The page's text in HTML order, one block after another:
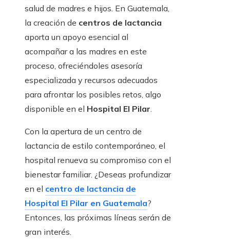
salud de madres e hijos. En Guatemala,
la creación de centros de lactancia
aporta un apoyo esencial al
acompañar a las madres en este
proceso, ofreciéndoles asesoría
especializada y recursos adecuados
para afrontar los posibles retos, algo
disponible en el Hospital El Pilar.
Con la apertura de un centro de
lactancia de estilo contemporáneo, el
hospital renueva su compromiso con el
bienestar familiar. ¿Deseas profundizar
en el centro de lactancia de
Hospital El Pilar en Guatemala?
Entonces, las próximas líneas serán de
gran interés.